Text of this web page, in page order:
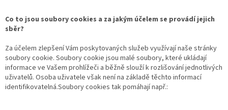
Co to jsou soubory cookies a za jakým účelem se provádí jejich
sběr?
Za účelem zlepšení Vám poskytovaných služeb využívají naše stránky
soubory cookie. Soubory cookie jsou malé soubory, které ukládají
informace ve Vašem prohlížeči a běžně slouží k rozlišování jednotlivých
uživatelů. Osoba uživatele však není na základě těchto informací
identifikovatelná.Soubory cookies tak pomáhají např.: